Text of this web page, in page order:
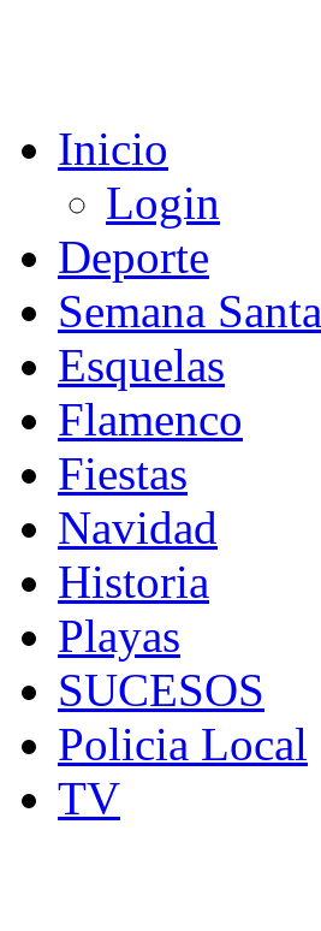
Inicio
Login
Deporte
Semana Santa
Esquelas
Flamenco
Fiestas
Navidad
Historia
Playas
SUCESOS
Policia Local
TV